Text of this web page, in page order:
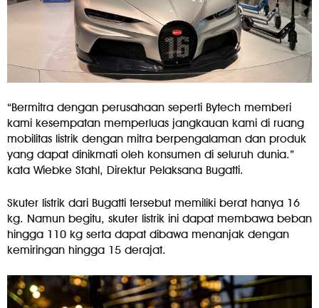
“Bermitra dengan perusahaan seperti Bytech memberi
kami kesempatan memperluas jangkauan kami di ruang
mobilitas listrik dengan mitra berpengalaman dan produk
yang dapat dinikmati oleh konsumen di seluruh dunia.”
kata Wiebke Stahl, Direktur Pelaksana Bugatti.
Skuter listrik dari Bugatti tersebut memiliki berat hanya 16
kg. Namun begitu, skuter listrik ini dapat membawa beban
hingga 110 kg serta dapat dibawa menanjak dengan
kemiringan hingga 15 derajat.